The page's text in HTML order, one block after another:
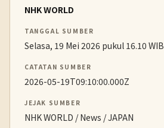
NHK WORLD
TANGGAL SUMBER
Selasa, 19 Mei 2026 pukul 16.10 WIB
CATATAN SUMBER
2026-05-19T09:10:00.000Z
JEJAK SUMBER
NHK WORLD / News / JAPAN